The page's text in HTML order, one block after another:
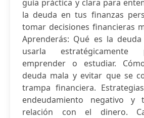
guía práctica y clara para
la deuda en tus finanzas
tomar decisiones financieras
Aprenderás: Qué es la
usarla estratégicamente
emprender o estudiar.
deuda mala y evitar que se
trampa financiera.
endeudamiento negativo y
relación con el dinero.